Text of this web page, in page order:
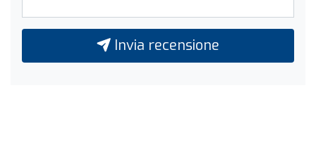
Invia recensione